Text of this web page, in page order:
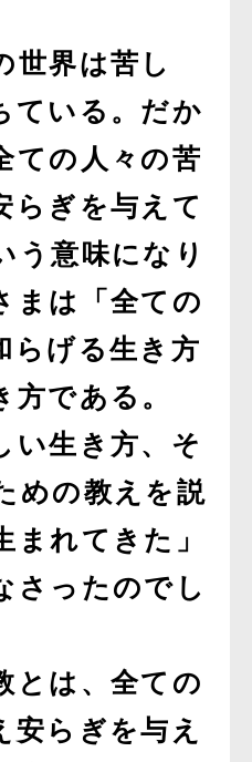
界は苦し
ている。だか
ての人々の苦
らぎを与えて
う意味になり
まは「全ての
らげる生き方
方である。
生き方、そ
めの教えを説
まれてきた」
さったのでし
は、全ての
安らぎを与え